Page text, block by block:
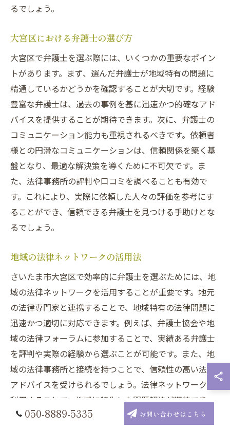
るでしょう。
大宮区における弁護士の選び方
大宮区で弁護士を選ぶ際には、いくつかの重要なポイン
トがあります。まず、選んだ弁護士が地域特有の問題に
精通しているかどうかを確認することが大切です。経験
豊富な弁護士は、過去の事例を基に迅速かつ的確なアド
バイスを提供することが期待できます。次に、弁護士の
コミュニケーション能力も重視されるべきです。依頼者
様との円滑なコミュニケーションは、信頼関係を築く基
盤となり、最適な解決策を導くために不可欠です。ま
た、法律事務所の評判や口コミを調べることも有効で
す。これにより、実際に依頼した人々の評価を参考にす
ることができ、信頼できる弁護士を見つける手助けとな
るでしょう。
地域の法律ネットワークの活用法
さいたま市大宮区で効率的に弁護士を選ぶためには、地
域の法律ネットワークを活用することが重要です。地元
の法律専門家と連携することで、地域特有の法律問題に
迅速かつ適切に対応できます。例えば、弁護士協会や地
域の法律フォーラムに参加することで、実績ある弁護士
を評判や実際の経験から選ぶことが可能です。また、地
域の法律事務所と接続を持つことで、信頼性の高い法的
アドバイスを受けられるでしょう。法律ネットワークを
利用することで、地域に特化した問題解決が期待でき、
依頼者に安心感を提供します。
050-8889-5335 お問い合わせはこちら